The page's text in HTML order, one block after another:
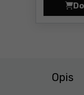
Opis